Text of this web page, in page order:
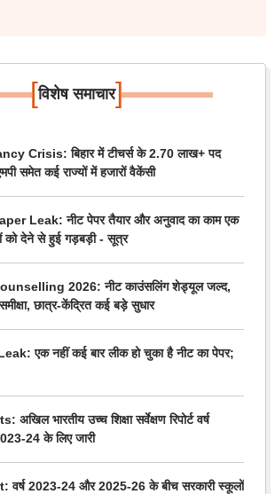
[विशेष समाचार]
Crisis: बिहार में टीचर्स के 2.70 लाख+ पद
समेत कई राज्यों में हजारों वैकेंसी
Leak: नीट पेपर तैयार और अनुवाद का काम एक
को देने से हुई गड़बड़ी - सूत्र
2026: नीट काउंसलिंग शेड्यूल जल्द,
छात्र-केंद्रित कई बड़े सुधार
एक नहीं कई बार लीक हो चुका है नीट का पेपर;
भारतीय उच्च शिक्षा सर्वेक्षण रिपोर्ट वर्ष
24 के लिए जारी
वर्ष 2023-24 और 2025-26 के बीच सरकारी स्कूलों